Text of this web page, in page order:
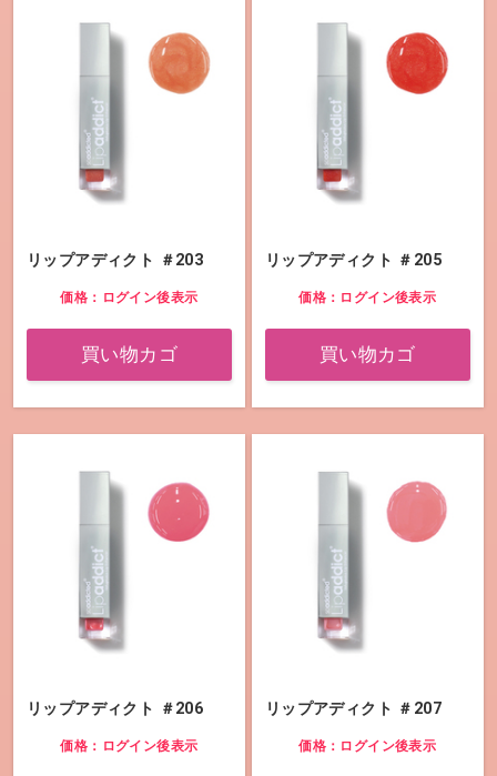
リップアディクト ＃203
価格：ログイン後表示
買い物カゴ
リップアディクト ＃205
価格：ログイン後表示
買い物カゴ
リップアディクト ＃206
価格：ログイン後表示
リップアディクト ＃207
価格：ログイン後表示